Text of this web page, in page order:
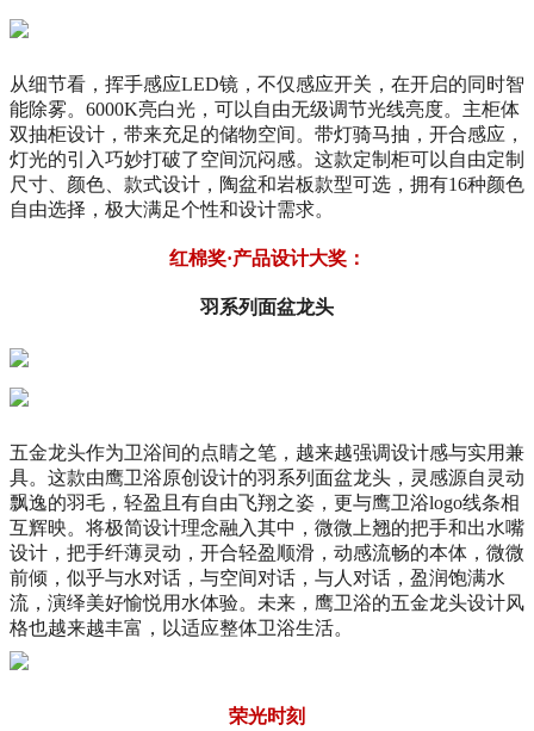
从细节看，挥手感应LED镜，不仅感应开关，在开启的同时智
能除雾。6000K亮白光，可以自由无级调节光线亮度。主柜体
双抽柜设计，带来充足的储物空间。带灯骑马抽，开合感应，
灯光的引入巧妙打破了空间沉闷感。这款定制柜可以自由定制
尺寸、颜色、款式设计，陶盆和岩板款型可选，拥有16种颜色
自由选择，极大满足个性和设计需求。
红棉奖·产品设计大奖：
羽系列面盆龙头
五金龙头作为卫浴间的点睛之笔，越来越强调设计感与实用兼
具。这款由鹰卫浴原创设计的羽系列面盆龙头，灵感源自灵动
飘逸的羽毛，轻盈且有自由飞翔之姿，更与鹰卫浴logo线条相
互辉映。将极简设计理念融入其中，微微上翘的把手和出水嘴
设计，把手纤薄灵动，开合轻盈顺滑，动感流畅的本体，微微
前倾，似乎与水对话，与空间对话，与人对话，盈润饱满水
流，演绎美好愉悦用水体验。未来，鹰卫浴的五金龙头设计风
格也越来越丰富，以适应整体卫浴生活。
荣光时刻